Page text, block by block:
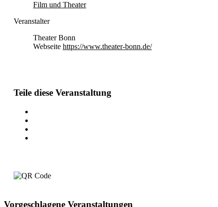
Film und Theater
Veranstalter
Theater Bonn
Webseite https://www.theater-bonn.de/
Teile diese Veranstaltung
Vorgeschlagene Veranstaltungen